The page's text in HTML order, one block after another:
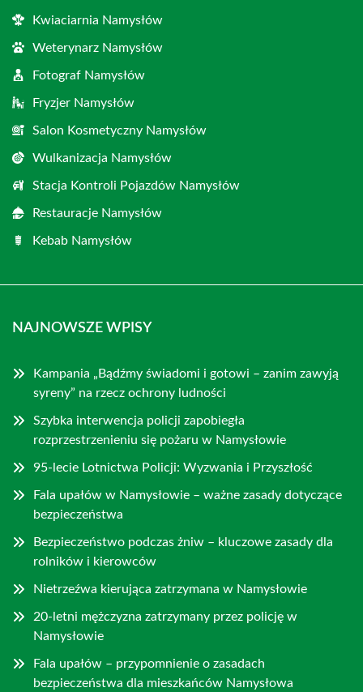
Kwiaciarnia Namysłów
Weterynarz Namysłów
Fotograf Namysłów
Fryzjer Namysłów
Salon Kosmetyczny Namysłów
Wulkanizacja Namysłów
Stacja Kontroli Pojazdów Namysłów
Restauracje Namysłów
Kebab Namysłów
NAJNOWSZE WPISY
Kampania „Bądźmy świadomi i gotowi – zanim zawyją
syreny” na rzecz ochrony ludności
Szybka interwencja policji zapobiegła
rozprzestrzenieniu się pożaru w Namysłowie
95-lecie Lotnictwa Policji: Wyzwania i Przyszłość
Fala upałów w Namysłowie – ważne zasady dotyczące
bezpieczeństwa
Bezpieczeństwo podczas żniw – kluczowe zasady dla
rolników i kierowców
Nietrzeźwa kierująca zatrzymana w Namysłowie
20-letni mężczyzna zatrzymany przez policję w
Namysłowie
Fala upałów – przypomnienie o zasadach
bezpieczeństwa dla mieszkańców Namysłowa